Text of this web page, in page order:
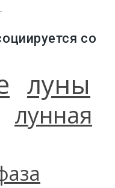
со
луны
лунная